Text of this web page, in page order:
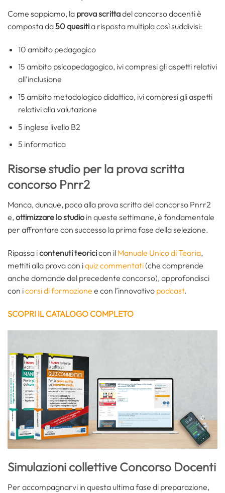
Come sappiamo, la prova scrittadel concorso docenti è
composta da50 quesitia risposta multipla così suddivisi:
10 ambito pedagogico
15 ambito psicopedagogico, ivi compresi gli aspetti relativi
all’inclusione
15 ambito metodologico didattico, ivi compresi gli aspetti
relativi alla valutazione
5 inglese livello B2
5 informatica
Risorse studio per la prova scritta
concorso Pnrr2
Manca, dunque, poco alla prova scritta del concorso Pnrr2
e, ottimizzare lo studio in queste settimane, è fondamentale
per affrontare con successo la prima fase della selezione.
Ripassa icontenuti teoricicon il Manuale Unico di Teoria,
mettiti alla prova con iquiz commentati(che comprende
anche domande del precedente concorso), approfondisci
con icorsi di formazione e con l’innovativo podcast.
SCOPRI IL CATALOGO COMPLETO
Simulazioni collettive Concorso Docenti
Per accompagnarvi in questa ultima fase di preparazione,